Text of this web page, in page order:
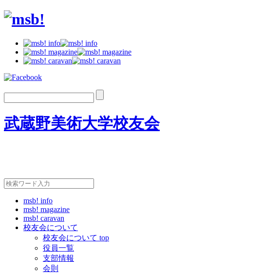
武蔵野美術大学校友会
msb! info
msb! magazine
msb! caravan
校友会について
校友会について top
役員一覧
支部情報
会則